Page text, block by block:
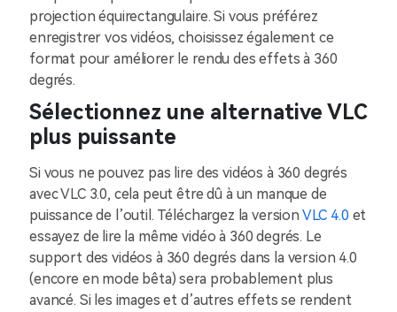
projection équirectangulaire. Si vous préférez
enregistrer vos vidéos, choisissez également ce
format pour améliorer le rendu des effets à 360
degrés.
Sélectionnez une alternative VLC
plus puissante
Si vous ne pouvez pas lire des vidéos à 360 degrés
avec VLC 3.0, cela peut être dû à un manque de
puissance de l’outil. Téléchargez la version VLC 4.0et
essayez de lire la même vidéo à 360 degrés. Le
support des vidéos à 360 degrés dans la version 4.0
(encore en mode bêta) sera probablement plus
avancé. Si les images et d’autres effets se rendent